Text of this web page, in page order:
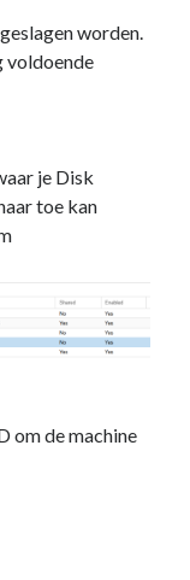
worden.
voldoende
je Disk
toe kan
om de machine